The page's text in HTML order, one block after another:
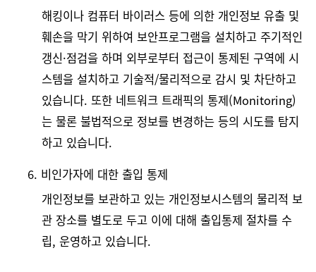
해킹이나 컴퓨터 바이러스 등에 의한 개인정보 유출 및
훼손을 막기 위하여 보안프로그램을 설치하고 주기적인
갱신·점검을 하며 외부로부터 접근이 통제된 구역에 시
스템을 설치하고 기술적/물리적으로 감시 및 차단하고
있습니다. 또한 네트워크 트래픽의 통제(Monitoring)
는 물론 불법적으로 정보를 변경하는 등의 시도를 탐지
하고 있습니다.
6. 비인가자에 대한 출입 통제
개인정보를 보관하고 있는 개인정보시스템의 물리적 보
관 장소를 별도로 두고 이에 대해 출입통제 절차를 수
립, 운영하고 있습니다.